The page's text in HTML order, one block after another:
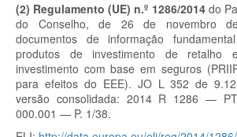
(2) Regulamento (UE) n.º 1286/2014do
do Conselho, de 26 de novembro
documentos de informação
produtos de investimento de retalho
investimento com base em seguros
para efeitos do EEE). JO L 352 de
versão consolidada: 2014 R 1286 —
000.001 — P. 1/38.